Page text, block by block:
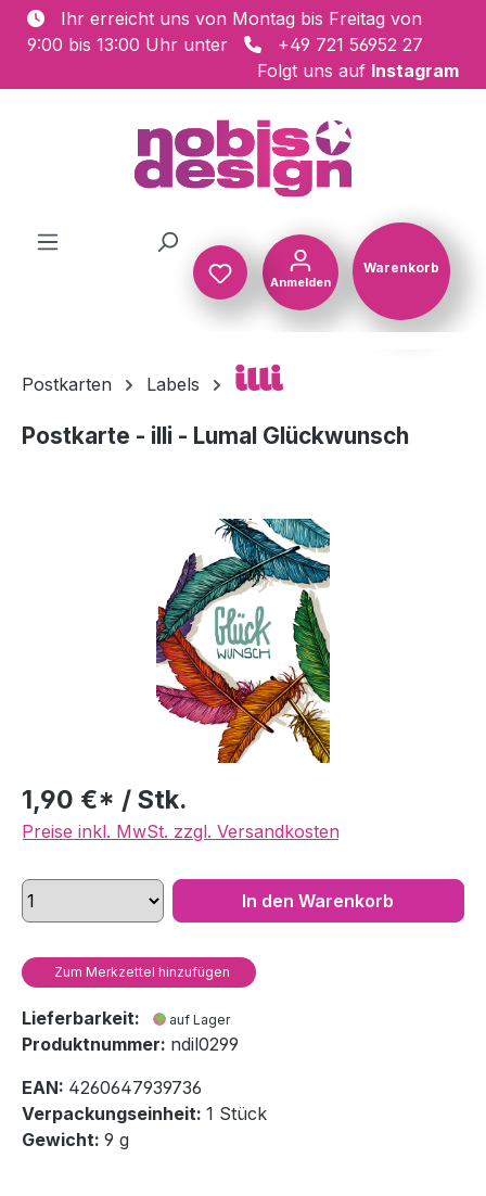
Zum Hauptinhalt springen
Ihr erreicht uns von Montag bis Freitag von
9:00 bis 13:00 Uhr unter
+49 721 56952 27
Folgt uns auf Instagram
Anmelden
Warenkorb
Postkarten Labels illi
Postkarte - illi - Lumal Glückwunsch
Bildergalerie überspringen
1,90 €* / Stk.
Preise inkl. MwSt. zzgl. Versandkosten
In den Warenkorb
Zum Merkzettel hinzufügen
Lieferbarkeit: auf Lager
Produktnummer: ndil0299
EAN: 4260647939736
Verpackungseinheit: 1 Stück
Gewicht: 9 g